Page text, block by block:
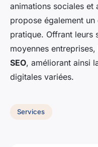
animations sociales et
propose également
pratique. Offrant leurs
moyennes
SEO, améliorant ainsi
digitales variées.
Services